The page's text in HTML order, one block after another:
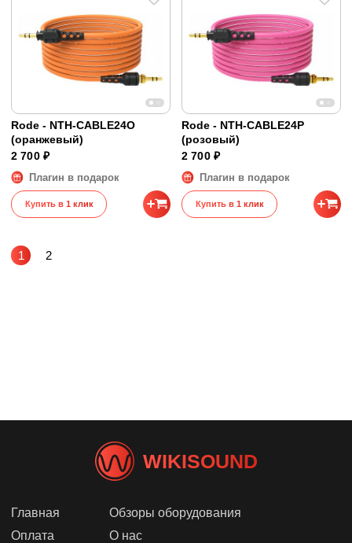
Rode - NTH-CABLE24O
(оранжевый)
2 700 ₽
Плагин в подарок
Купить в 1 клик
Rode - NTH-CABLE24P
(розовый)
2 700 ₽
Плагин в подарок
Купить в 1 клик
1 2
WIKISOUND
Главная
Оплата
Обзоры оборудования
О нас